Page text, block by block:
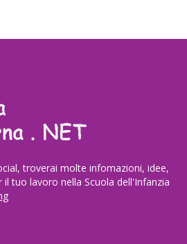
troverai molte infomazioni, idee,
tuo lavoro nella Scuola dell'Infanzia